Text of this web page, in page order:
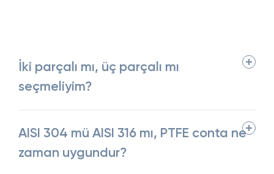
İki parçalı mı, üç parçalı mı
seçmeliyim?
AISI 304 mü AISI 316 mı, PTFE conta ne
zaman uygundur?